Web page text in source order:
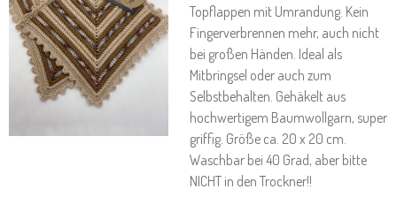
Topflappen mit Umrandung. Kein
Fingerverbrennen mehr, auch nicht
bei großen Händen. Ideal als
Mitbringsel oder auch zum
Selbstbehalten. Gehäkelt aus
hochwertigem Baumwollgarn, super
griffig. Größe ca. 20 x 20 cm.
Waschbar bei 40 Grad, aber bitte
NICHT in den Trockner!!